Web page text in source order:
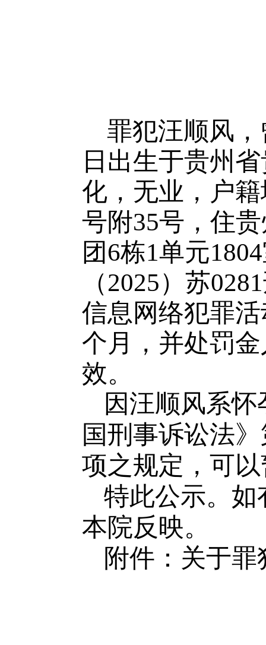
罪犯汪顺风
日出生于贵州
化，无业，户
号附35号，住
团6栋1单元
（2025）苏
信息网络犯罪
个月，并处罚
效。
因汪顺风系
国刑事诉讼法
项之规定，可
特此公示。如
本院反映。
附件： 关于罪